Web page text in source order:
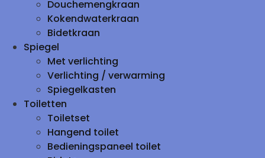
Douchemengkraan
Kokendwaterkraan
Bidetkraan
Spiegel
Met verlichting
Verlichting / verwarming
Spiegelkasten
Toiletten
Toiletset
Hangend toilet
Bedieningspaneel toilet